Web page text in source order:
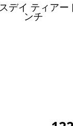
デイ ティアー
ンチ